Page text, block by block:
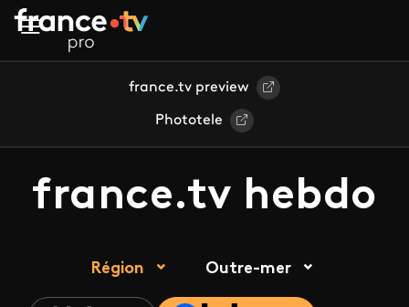
Aller au contenu principal
france.tv preview
Phototele
france.tv hebdo
Région Outre-mer